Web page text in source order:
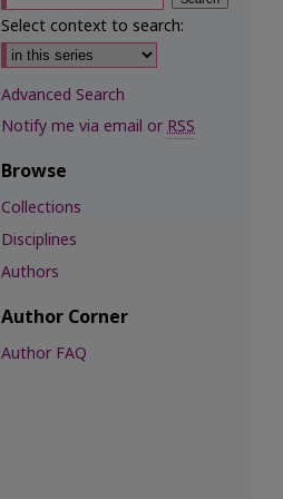
Select context to search:
Advanced Search
Notify me via email orRSS
Browse
Collections
Disciplines
Authors
Author Corner
Author FAQ